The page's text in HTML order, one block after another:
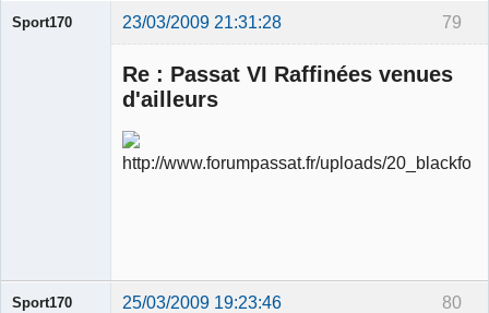
79
Sport170 23/03/2009 21:31:28
Re : Passat VI Raffinées venues
d'ailleurs
80
Sport170 25/03/2009 19:23:46